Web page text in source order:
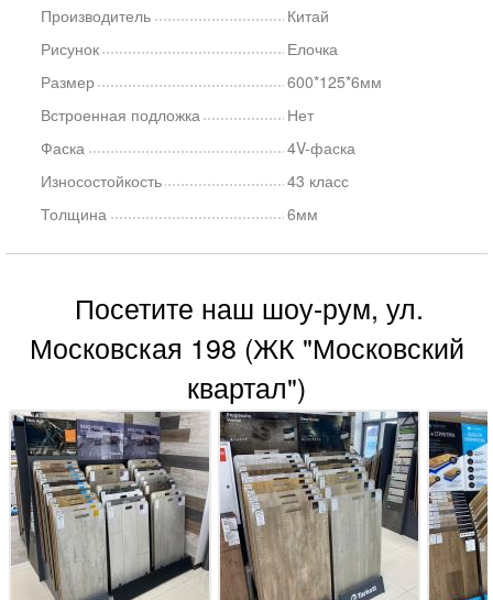
Производитель
Китай
Рисунок
Елочка
Размер
600*125*6мм
Встроенная подложка
Нет
Фаска
4V-фаска
Износостойкость
43 класс
Толщина
6мм
Посетите наш шоу-рум, ул.
Московская 198 (ЖК "Московский
квартал")